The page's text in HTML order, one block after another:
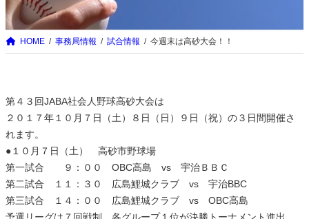
HOME 事務局情報 試合情報 今週末は高砂大会！！
第４３回JABA社会人野球高砂大会は
２０１７年１０月７日（土）８日（日）９日（祝）の３日間開催さ
れます。
●１０月７日（土） 高砂市野球場
第一試合 ９：００ OBC高島 vs 宇治ＢＢＣ
第二試合 １１：３０ 広島鯉城クラブ vs 宇治BBC
第三試合 １４：００ 広島鯉城クラブ vs OBC高島